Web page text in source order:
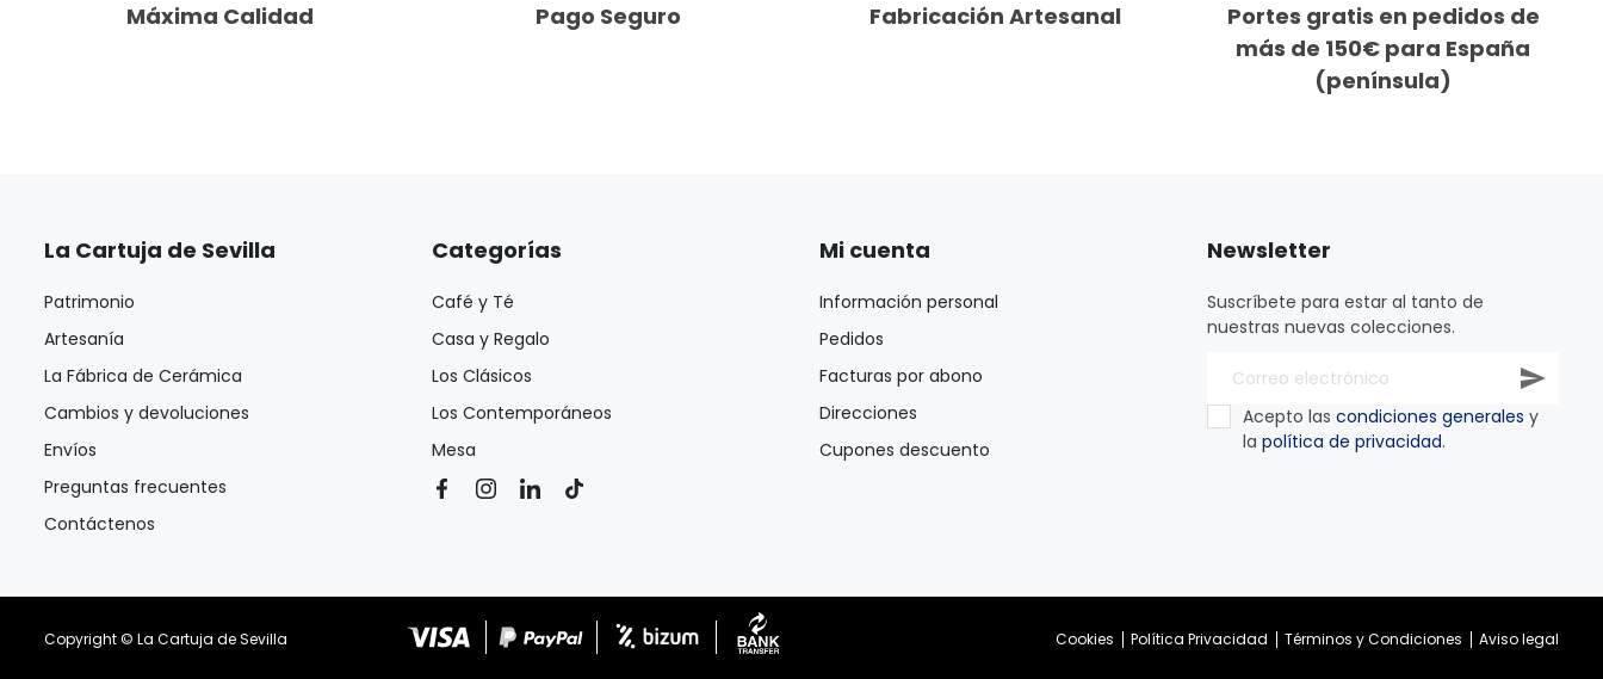
Máxima Calidad Pago Seguro Fabricación Artesanal
Portes gratis en pedidos de
más de 150€ para España
(península)
La Cartuja de Sevilla
Patrimonio
Artesanía
La Fábrica de Cerámica
Cambios y devoluciones
Envíos
Preguntas frecuentes
Contáctenos
Categorías
Café y Té
Casa y Regalo
Los Clásicos
Los Contemporáneos
Mesa
Mi cuenta
Información personal
Pedidos
Facturas por abono
Direcciones
Cupones descuento
Newsletter
Suscríbete para estar al tanto de
nuestras nuevas colecciones.
Acepto las condiciones generales y
la política de privacidad.
Copyright © La Cartuja de Sevilla Aviso legal
Términos y Condiciones
Política Privacidad
Cookies